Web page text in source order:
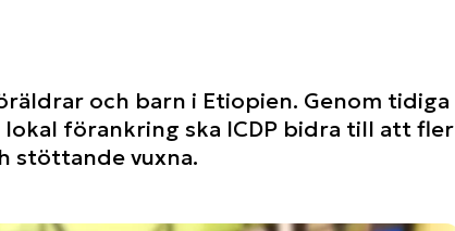
och barn i Etiopien. Genom tidiga
förankring ska ICDP bidra till att fler
stöttande vuxna.